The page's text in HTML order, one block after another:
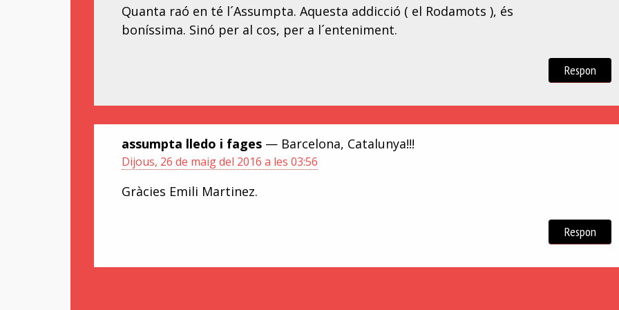
Quanta raó en té l´Assumpta. Aquesta addicció ( el Rodamots ), és
boníssima. Sinó per al cos, per a l´enteniment.
Respon
assumpta lledo i fages — Barcelona, Catalunya!!!
Dijous, 26 de maig del 2016 a les 03:56
Gràcies Emili Martinez.
Respon